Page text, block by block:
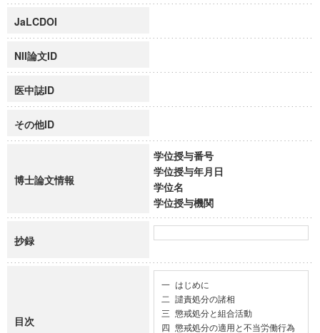
JaLCDOI
NII論文ID
医中誌ID
その他ID
博士論文情報
学位授与番号
学位授与年月日
学位名
学位授与機関
抄録
目次
一 はじめに
二 譴責処分の諸相
三 懲戒処分と組合活動
四 懲戒処分の適用と不当労働行為